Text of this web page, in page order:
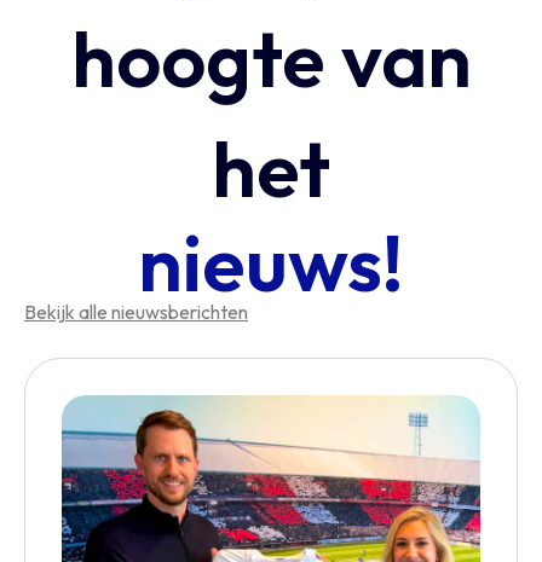
hoogte van
het
nieuws!
Bekijk alle nieuwsberichten